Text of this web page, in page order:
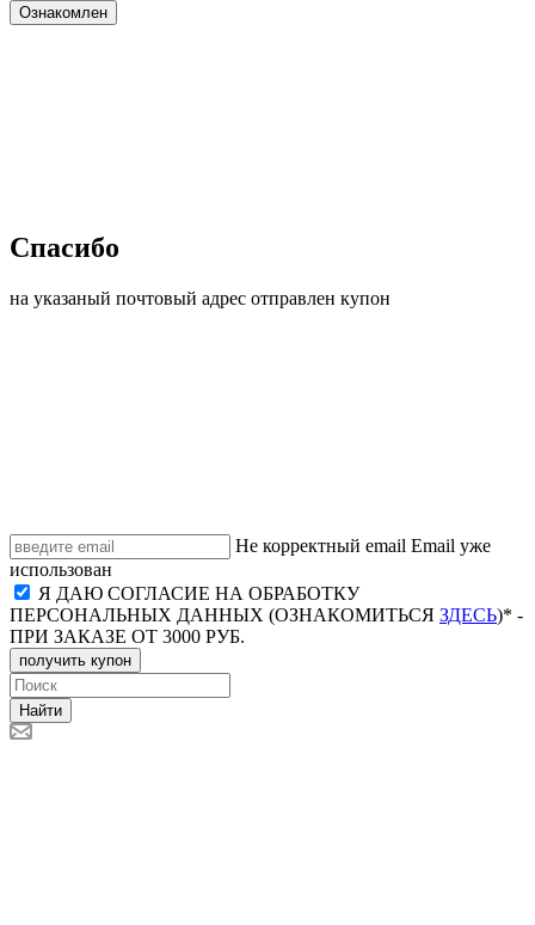
Ознакомлен
Спасибо
на указаный почтовый адрес отправлен купон
Не корректный email Email уже
использован
Я ДАЮ СОГЛАСИЕ НА ОБРАБОТКУ
ПЕРСОНАЛЬНЫХ ДАННЫХ (ОЗНАКОМИТЬСЯ ЗДЕСЬ)* -
ПРИ ЗАКАЗЕ ОТ 3000 РУБ.
получить купон
Найти